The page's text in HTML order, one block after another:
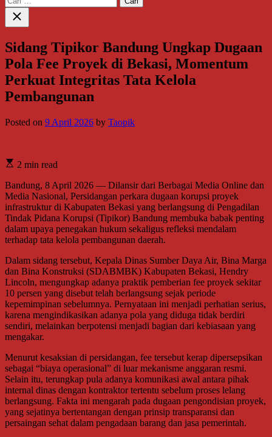
untuk:
Close
search
Sidang Tipikor Bandung Ungkap Dugaan
Pola Fee Proyek di Bekasi, Momentum
Perkuat Integritas Tata Kelola
Pembangunan
Posted on 9 April 2026 by Taopik
2 min read
Bandung, 8 April 2026 — Dilansir dari Berbagai Media Online dan
Media Nasional, Persidangan perkara dugaan korupsi proyek
infrastruktur di Kabupaten Bekasi yang berlangsung di Pengadilan
Tindak Pidana Korupsi (Tipikor) Bandung membuka babak penting
dalam upaya penegakan hukum sekaligus refleksi mendalam
terhadap tata kelola pembangunan daerah.
Dalam sidang tersebut, Kepala Dinas Sumber Daya Air, Bina Marga
dan Bina Konstruksi (SDABMBK) Kabupaten Bekasi, Hendry
Lincoln, mengungkap adanya praktik pemberian fee proyek sekitar
10 persen yang disebut telah berlangsung sejak periode
kepemimpinan sebelumnya. Pernyataan ini menjadi perhatian serius,
karena mengindikasikan adanya pola yang diduga tidak berdiri
sendiri, melainkan berpotensi menjadi bagian dari kebiasaan yang
mengakar.
Menurut kesaksian di persidangan, fee tersebut kerap dipersepsikan
sebagai “biaya operasional” di luar mekanisme anggaran resmi.
Selain itu, terungkap pula adanya komunikasi awal antara pihak
internal dinas dengan kontraktor tertentu sebelum proses lelang
berlangsung. Fakta ini mengarah pada dugaan pengondisian proyek,
yang sejatinya bertentangan dengan prinsip transparansi dan
persaingan sehat dalam pengadaan barang dan jasa pemerintah.